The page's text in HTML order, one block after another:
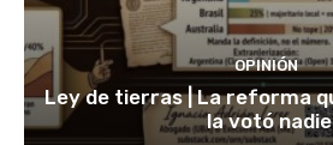
OPINIÓN
Ley de tierras | La reforma
la votó nadie